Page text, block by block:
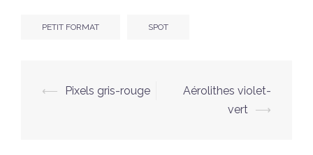
PETIT FORMAT SPOT
Navigation
⟵ Pixels gris-rouge
Aérolithes violet-
vert ⟶